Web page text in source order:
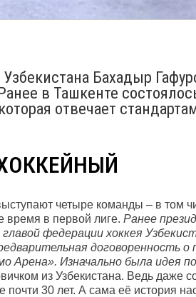
Бахадыр
в Ташкенте
отвечает
четыре команды – в том
время в первой лиге. Ранее
федерации хоккея
договоренность о
Арена». Изначально была идея
из Узбекистана. Ведь даже
30 лет. А сама её история